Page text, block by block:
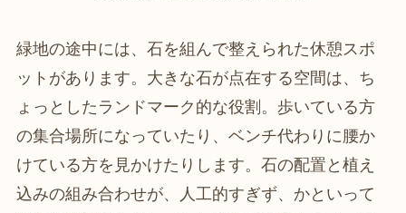
緑地の途中には、石を組んで整えられた休憩スポ
ットがあります。大きな石が点在する空間は、ち
ょっとしたランドマーク的な役割。歩いている方
の集合場所になっていたり、ベンチ代わりに腰か
けている方を見かけたりします。石の配置と植え
込みの組み合わせが、人工的すぎず、かといって